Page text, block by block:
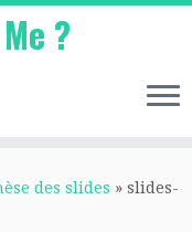
?
des slides » slides-